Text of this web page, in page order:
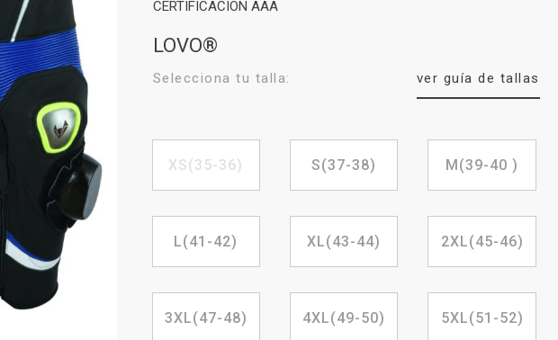
CERTIFICACION AAA
LOVO®
Selecciona tu talla: ver guía de tallas
XS(35-36) S(37-38) M(39-40 )
L(41-42) XL(43-44) 2XL(45-46)
3XL(47-48) 4XL(49-50) 5XL(51-52)